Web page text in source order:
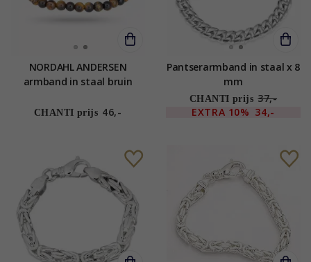
NORDAHL ANDERSEN
armband in staal bruin
CHANTI prijs 46,-
Pantserarmband in staal x 8
mm
CHANTI prijs 37,-
EXTRA 10% 34,-